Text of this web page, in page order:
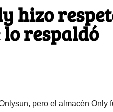
hizo
lo respaldó
pero el almacén Only